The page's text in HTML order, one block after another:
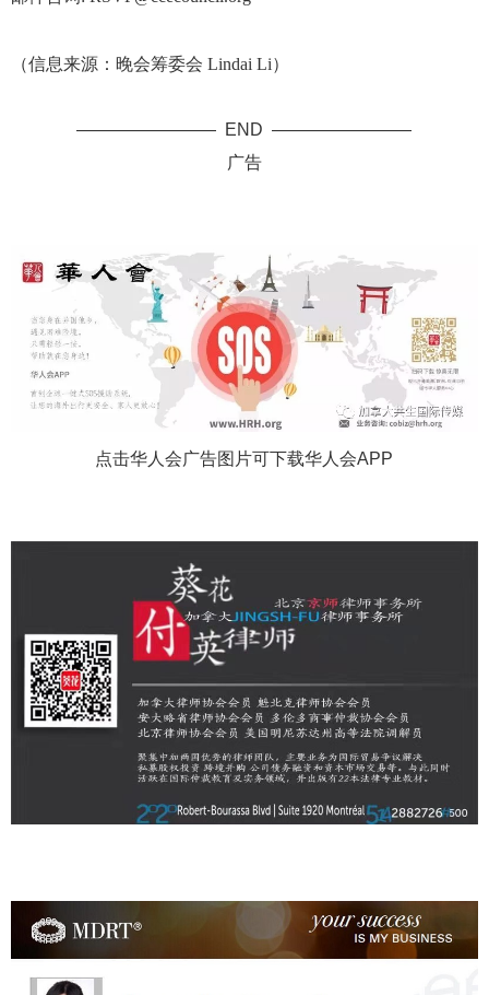
（信息来源：晚会筹委会 Lindai Li）
———————— END ————————
广告
点击华人会广告图片可下载华人会APP